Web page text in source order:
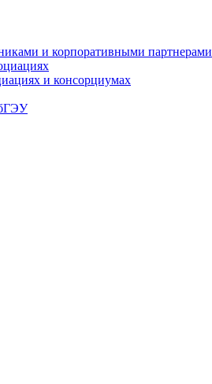
и корпоративными партнерами
и консорциумах